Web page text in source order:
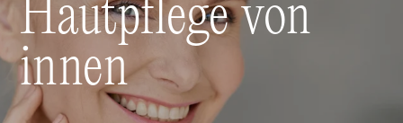
Hautpflege von
innen